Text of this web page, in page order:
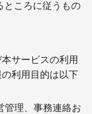
ところに従うもの
サービスの利用
利用目的は以下
管理、事務連絡お